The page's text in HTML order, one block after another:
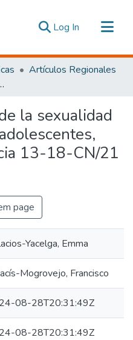
Log In (current)
Artículos Regionales
la Sentencia 13-18-CN/21 en Ecuador
la sexualidad
13-18-CN/21
page
Yacelga, Emma
Mogrovejo, Francisco
08-28T20:31:49Z
08-28T20:31:49Z